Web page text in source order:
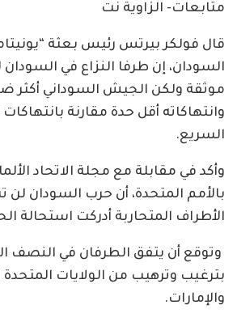
متابعات- الزاوية نت
قال فولكر بيرتس رئيس بعثة
السودان، إن طرفا النزاع في السودان
موثقة ولكن الجيش السوداني أكثر
وانتهاكاته أقل حدة مقارنة
السريع.
وأكد في مقابلة مع مجلة الاتحاد
بالأمم المتحدة، أن حرب السودان لن
الأطراف المتحاربة أدركت استحالة
وتوقع أن يتفق الطرفان في النصف
بترغيب وترهيب من الولايات
والإمارات.